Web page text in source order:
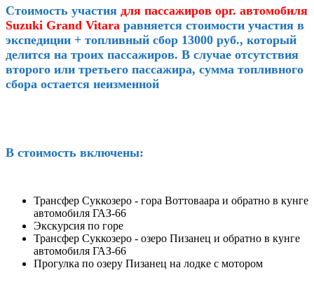
Стоимость участия для пассажиров орг. автомобиля
Suzuki Grand Vitara равняется стоимости участия в
экспедиции + топливный сбор 13000 руб., который
делится на троих пассажиров. В случае отсутствия
второго или третьего пассажира, сумма топливного
сбора остается неизменной
В стоимость включены:
Трансфер Суккозеро - гора Воттоваара и обратно в кунге
автомобиля ГАЗ-66
Экскурсия по горе
Трансфер Суккозеро - озеро Пизанец и обратно в кунге
автомобиля ГАЗ-66
Прогулка по озеру Пизанец на лодке с мотором